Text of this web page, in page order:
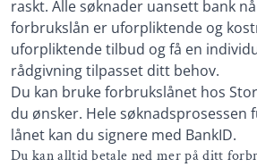
raskt. Alle søknader uansett bank
forbrukslån er uforpliktende og
uforpliktende tilbud og få en
rådgivning tilpasset ditt behov.
Du kan bruke forbrukslånet hos
du ønsker. Hele søknadsprosessen
lånet kan du signere med BankID.
Du kan alltid betale ned mer på ditt